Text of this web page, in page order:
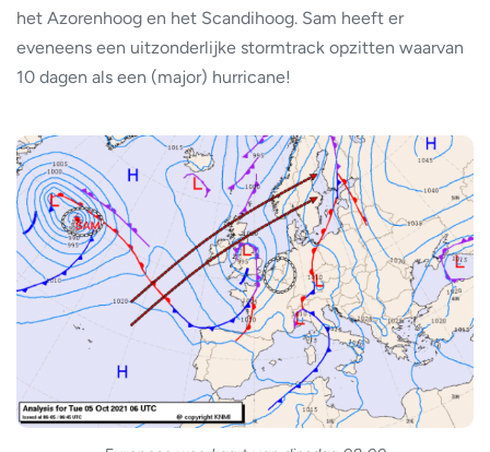
het Azorenhoog en het Scandihoog. Sam heeft er
eveneens een uitzonderlijke stormtrack opzitten waarvan
10 dagen als een (major) hurricane!